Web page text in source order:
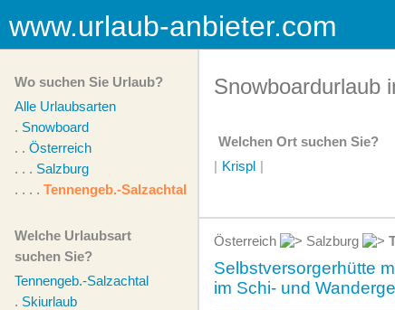
www.urlaub-anbieter.com
Wo suchen Sie Urlaub?
Alle Urlaubsarten
. Snowboard
. . Österreich
. . . Salzburg
. . . . Tennengeb.-Salzachtal
Welche Urlaubsart
suchen Sie?
Tennengeb.-Salzachtal
. Skiurlaub
Snowboardurlaub
Welchen Ort suchen Sie?
| Krispl |
Österreich Salzburg
Selbstversorgerhütte
im Schi- und